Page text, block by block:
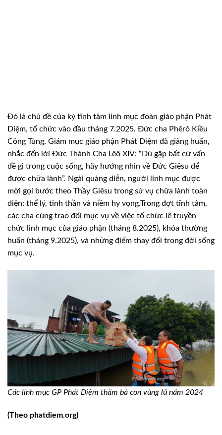
Đó là chủ đề của kỳ tĩnh tâm linh mục đoàn giáo phận Phát
Diệm, tổ chức vào đầu tháng 7.2025. Đức cha Phêrô Kiều
Công Tùng, Giám mục giáo phận Phát Diệm đã giảng huấn,
nhắc đến lời Đức Thánh Cha Lêô XIV: “Dù gặp bất cứ vấn
đề gì trong cuộc sống, hãy hướng nhìn về Đức Giêsu để
được chữa lành”. Ngài quảng diễn, người linh mục được
mời gọi bước theo Thầy Giêsu trong sứ vụ chữa lành toàn
diện: thể lý, tinh thần và niềm hy vọng.Trong đợt tĩnh tâm,
các cha cùng trao đổi mục vụ về việc tổ chức lễ truyền
chức linh mục của giáo phận (tháng 8.2025), khóa thường
huấn (tháng 9.2025), và những điểm thay đổi trong đời sống
mục vụ.
Các linh mục GP Phát Diệm thăm bà con vùng lũ năm 2024
(Theo phatdiem.org)